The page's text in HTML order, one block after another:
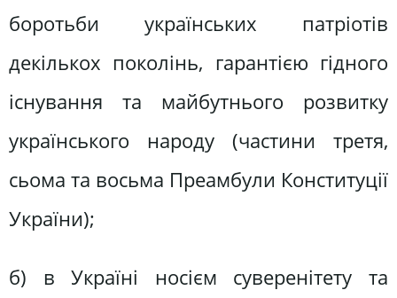
боротьби українських патріотів
декількох поколінь, гарантією гідного
існування та майбутнього розвитку
українського народу (частини третя,
сьома та восьма Преамбули Конституції
України);
б) в Україні носієм суверенітету та